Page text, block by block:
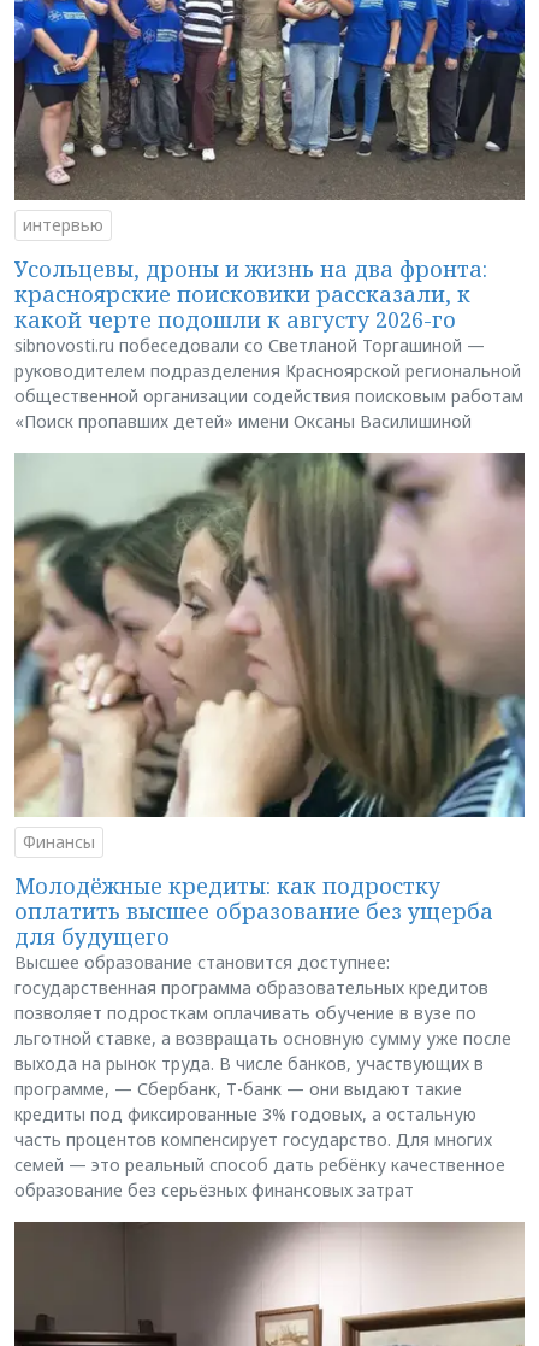
интервью
Усольцевы, дроны и жизнь на два фронта:
красноярские поисковики рассказали, к
какой черте подошли к августу 2026-го
sibnovosti.ru побеседовали со Светланой Торгашиной —
руководителем подразделения Красноярской региональной
общественной организации содействия поисковым работам
«Поиск пропавших детей» имени Оксаны Василишиной
Финансы
Молодёжные кредиты: как подростку
оплатить высшее образование без ущерба
для будущего
Высшее образование становится доступнее:
государственная программа образовательных кредитов
позволяет подросткам оплачивать обучение в вузе по
льготной ставке, а возвращать основную сумму уже после
выхода на рынок труда. В числе банков, участвующих в
программе, — Сбербанк, Т-банк — они выдают такие
кредиты под фиксированные 3% годовых, а остальную
часть процентов компенсирует государство. Для многих
семей — это реальный способ дать ребёнку качественное
образование без серьёзных финансовых затрат